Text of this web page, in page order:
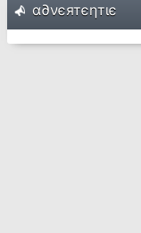
α∂νєятєηтιє